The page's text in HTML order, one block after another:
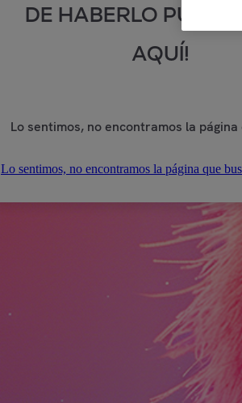
DE HABERLO PUESTO
AQUÍ!
Lo sentimos, no encontramos la página
Lo sentimos, no encontramos la página que